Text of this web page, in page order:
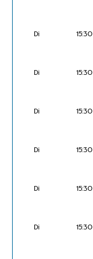
Di 15:30
Di 15:30
Di 15:30
Di 15:30
Di 15:30
Di 15:30